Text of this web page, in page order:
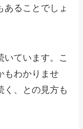
ることでしょ
いています。こ
もわかりませ
く、との見方も